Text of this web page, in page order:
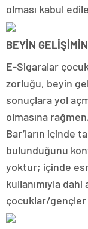
olması kabul
BEYİN
E-Sigaralar
zorluğu, beyin
sonuçlara yol
olmasına
Bar’ların içinde
bulunduğunu
yoktur; içinde
kullanımıyla
çocuklar/